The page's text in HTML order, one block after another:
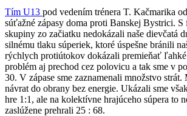
Tím U13 pod vedením trénera T. Kačmarika
súťažné zápasy doma proti Banskej Bystrici. S
skupiny zo začiatku nedokázali naše dievčatá
silnému tlaku súperiek, ktoré úspešne bránili
rýchlych protiútokov dokázali premieňať ľahké
problém aj prechod cez polovicu a tak sme v
30. V zápase sme zaznamenali množstvo
návrat do obrany bez energie. Ukázali sme
hre 1:1, ale na kolektívne hrajúceho súpera to
zaslúžene prehrali 25 : 68.